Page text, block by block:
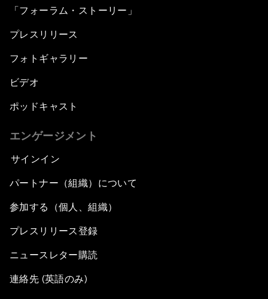
「フォーラム・ストーリー」
プレスリリース
フォトギャラリー
ビデオ
ポッドキャスト
エンゲージメント
サインイン
パートナー（組織）について
参加する（個人、組織）
プレスリリース登録
ニュースレター購読
連絡先 (英語のみ)